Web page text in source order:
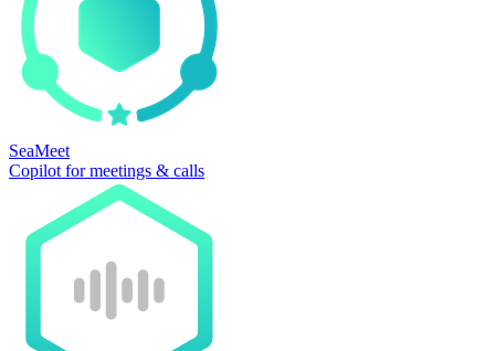
SeaMeet
Copilot for meetings & calls